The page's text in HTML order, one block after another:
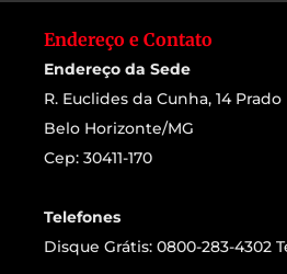
Endereço e Contato
Endereço da Sede
R. Euclides da Cunha, 14 Prado
Belo Horizonte/MG
Cep: 30411-170
Telefones
Disque Grátis: 0800-283-4302